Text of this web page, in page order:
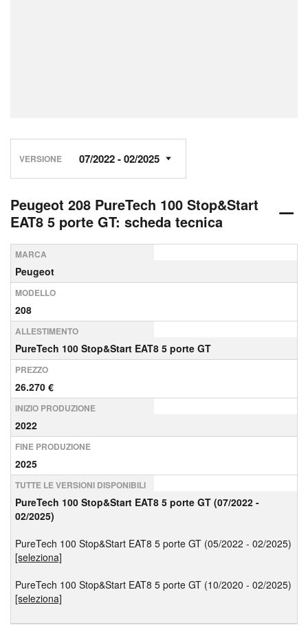
VERSIONE
Peugeot 208 PureTech 100 Stop&Start
EAT8 5 porte GT: scheda tecnica
MARCA
Peugeot
MODELLO
208
ALLESTIMENTO
PureTech 100 Stop&Start EAT8 5 porte GT
PREZZO
26.270 €
INIZIO PRODUZIONE
2022
FINE PRODUZIONE
2025
TUTTE LE VERSIONI DISPONIBILI
PureTech 100 Stop&Start EAT8 5 porte GT (07/2022 -
02/2025)
PureTech 100 Stop&Start EAT8 5 porte GT (05/2022 - 02/2025)
[seleziona]
PureTech 100 Stop&Start EAT8 5 porte GT (10/2020 - 02/2025)
[seleziona]